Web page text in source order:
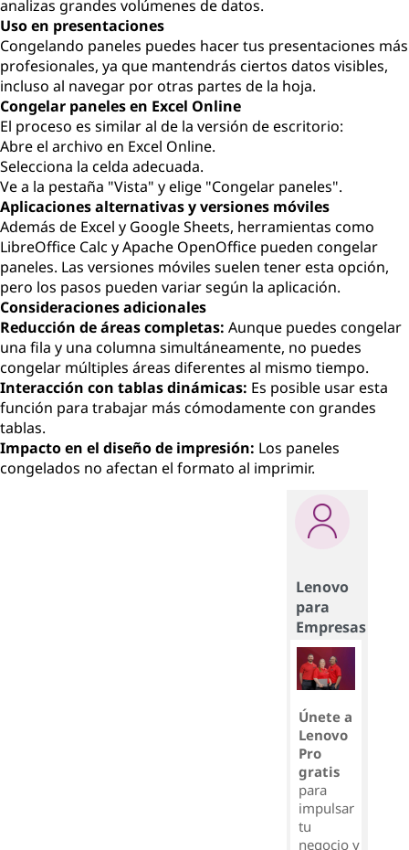
analizas grandes volúmenes de datos.
Uso en presentaciones
Congelando paneles puedes hacer tus presentaciones más
profesionales, ya que mantendrás ciertos datos visibles,
incluso al navegar por otras partes de la hoja.
Congelar paneles en Excel Online
El proceso es similar al de la versión de escritorio:
Abre el archivo en Excel Online.
Selecciona la celda adecuada.
Ve a la pestaña "Vista" y elige "Congelar paneles".
Aplicaciones alternativas y versiones móviles
Además de Excel y Google Sheets, herramientas como
LibreOffice Calc y Apache OpenOffice pueden congelar
paneles. Las versiones móviles suelen tener esta opción,
pero los pasos pueden variar según la aplicación.
Consideraciones adicionales
Reducción de áreas completas: Aunque puedes congelar
una fila y una columna simultáneamente, no puedes
congelar múltiples áreas diferentes al mismo tiempo.
Interacción con tablas dinámicas: Es posible usar esta
función para trabajar más cómodamente con grandes
tablas.
Impacto en el diseño de impresión: Los paneles
congelados no afectan el formato al imprimir.
Lenovo
para
Empresas
Únete a
Lenovo
Pro
gratis
para
impulsar
tu
negocio y